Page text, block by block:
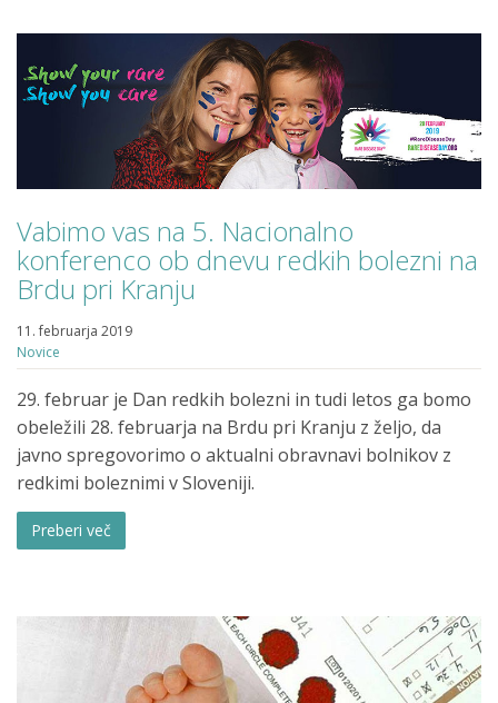
Vabimo vas na 5. Nacionalno
konferenco ob dnevu redkih bolezni na
Brdu pri Kranju
11. februarja 2019
Novice
29. februar je Dan redkih bolezni in tudi letos ga bomo
obeležili 28. februarja na Brdu pri Kranju z željo, da
javno spregovorimo o aktualni obravnavi bolnikov z
redkimi boleznimi v Sloveniji.
Preberi več